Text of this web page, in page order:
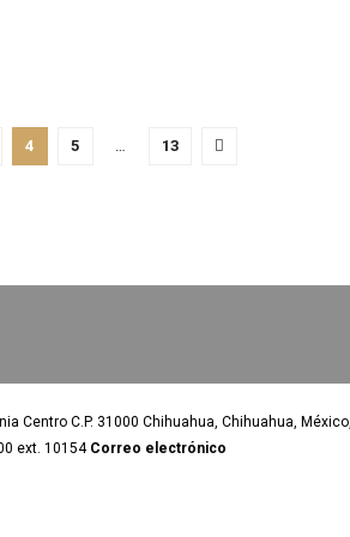
4 5 13
Centro C.P. 31000 Chihuahua, Chihuahua, México,
ext. 10154 Correo electrónico